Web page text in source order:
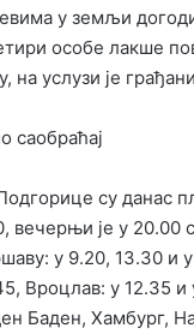
у земљи
особе лакше
на услузи је
саобраћај
су данас
вечерњи је у 20.00
у 9.20, 13.30 и
Вроцлав: у 12.35 и
Баден, Хамбург,